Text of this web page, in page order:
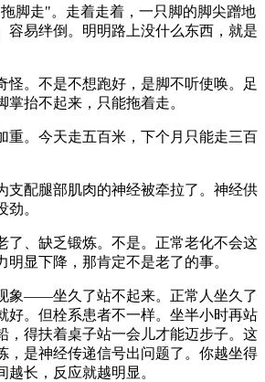
走"。走着走着，一只脚的脚尖蹭地
容易绊倒。明明路上没什么东西，就是
。不是不想跑好，是脚不听使唤。足
抬不起来，只能拖着走。
。今天走五百米，下个月只能走三百
配腿部肌肉的神经被牵拉了。神经供
劲。
、缺乏锻炼。不是。正常老化不会这
明显下降，那肯定不是老了的事。
——坐久了站不起来。正常人坐久了
好。但栓系患者不一样。坐半小时再站
，得扶着桌子站一会儿才能迈步子。这
，是神经传递信号出问题了。你越坐得
长，反应就越明显。